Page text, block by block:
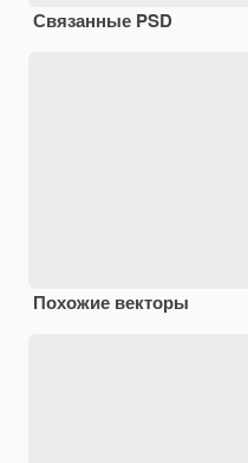
Связанные PSD
Похожие векторы